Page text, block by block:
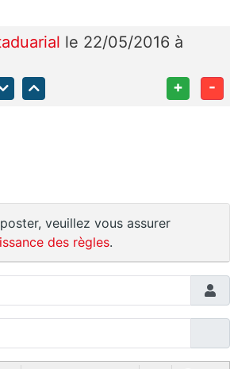
le 22/05/2016 à
+ -
veuillez vous assurer
des règles.